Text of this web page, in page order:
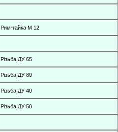
Рим-гайка М 12
Різьба ДУ 65
Різьба ДУ 80
Різьба ДУ 40
Різьба ДУ 50